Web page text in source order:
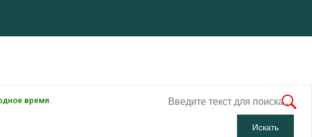
время.